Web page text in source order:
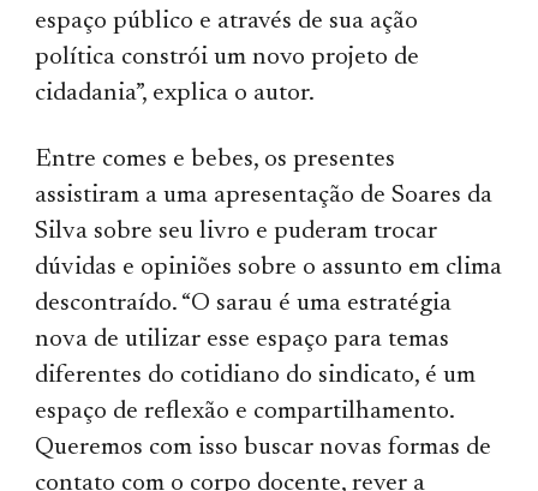
espaço público e através de sua ação
política constrói um novo projeto de
cidadania”, explica o autor.
Entre comes e bebes, os presentes
assistiram a uma apresentação de Soares da
Silva sobre seu livro e puderam trocar
dúvidas e opiniões sobre o assunto em clima
descontraído. “O sarau é uma estratégia
nova de utilizar esse espaço para temas
diferentes do cotidiano do sindicato, é um
espaço de reflexão e compartilhamento.
Queremos com isso buscar novas formas de
contato com o corpo docente, rever a